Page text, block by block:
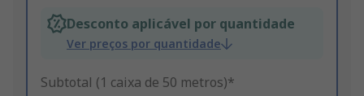
Desconto aplicável por quantidade
Ver preços por quantidade
Subtotal (1 caixa de 50 metros)*